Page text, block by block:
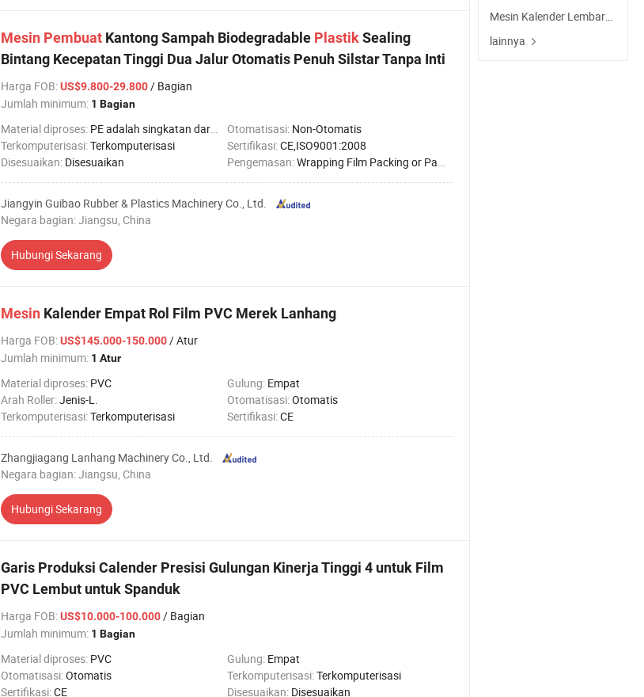
Mesin Pembuat Kantong Sampah Biodegradable PlastikSealing
Bintang Kecepatan Tinggi Dua Jalur Otomatis Penuh Silstar Tanpa Inti
Harga FOB:US$9.800-29.800/ Bagian
Jumlah minimum: 1 Bagian
Material diproses: PE adalah singkatan dari Pendidikan Dasar. Otomatisasi: Non-Otomatis
Terkomputerisasi:Terkomputerisasi Sertifikasi:CE,ISO9001:2008
Disesuaikan: Disesuaikan Pengemasan:Wrapping Film Packing or Packed in Wooden Case
Jiangyin Guibao Rubber & Plastics Machinery Co., Ltd.
Negara bagian: Jiangsu, China
Hubungi Sekarang
Mesin Kalender Empat Rol Film PVC Merek Lanhang
Harga FOB:US$145.000-150.000/ Atur
Jumlah minimum: 1 Atur
Material diproses: PVC Gulung: Empat
Arah Roller:Jenis-L. Otomatisasi:Otomatis
Terkomputerisasi:Terkomputerisasi Sertifikasi:CE
Zhangjiagang Lanhang Machinery Co., Ltd.
Negara bagian: Jiangsu, China
Hubungi Sekarang
Garis Produksi Calender Presisi Gulungan Kinerja Tinggi 4 untuk Film
PVC Lembut untuk Spanduk
Harga FOB:US$10.000-100.000/ Bagian
Jumlah minimum: 1 Bagian
Material diproses: PVC Gulung: Empat
Otomatisasi:Otomatis Terkomputerisasi:Terkomputerisasi
Sertifikasi:CE Disesuaikan: Disesuaikan
Mesin Kalender Lembaran Pvc
lainnya